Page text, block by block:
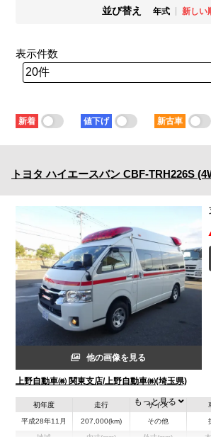
お問い合わせ
トラック市FC会
ログ
並び替え 年式
新しい
新着順
走行距離
少ない順
多い順
価格
安い順
少ない順
多い順
短い順
表示件数
新着 値下げ 新古車
トヨタ ハイエースバン CBF-TRH226S
他の画像を見る
上野自動車㈱ 関東支店/上野自動車㈱(埼玉県)
初年度
平成28年11月
走行
207,000(km)
サイズ
その他
もっと見る